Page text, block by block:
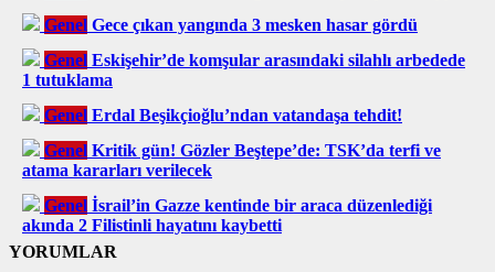
Genel Gece çıkan yangında 3 mesken hasar gördü
Genel Eskişehir’de komşular arasındaki silahlı arbedede
1 tutuklama
Genel Erdal Beşikçioğlu’ndan vatandaşa tehdit!
Genel Kritik gün! Gözler Beştepe’de: TSK’da terfi ve
atama kararları verilecek
Genel İsrail’in Gazze kentinde bir araca düzenlediği
akında 2 Filistinli hayatını kaybetti
YORUMLAR